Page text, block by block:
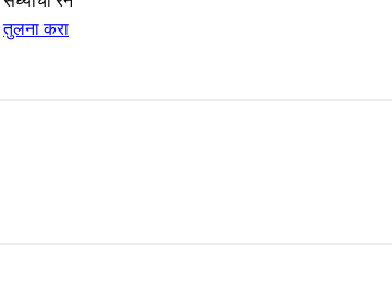
तुलना करा